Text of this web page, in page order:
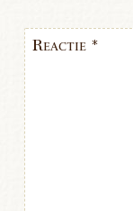
Reactie *